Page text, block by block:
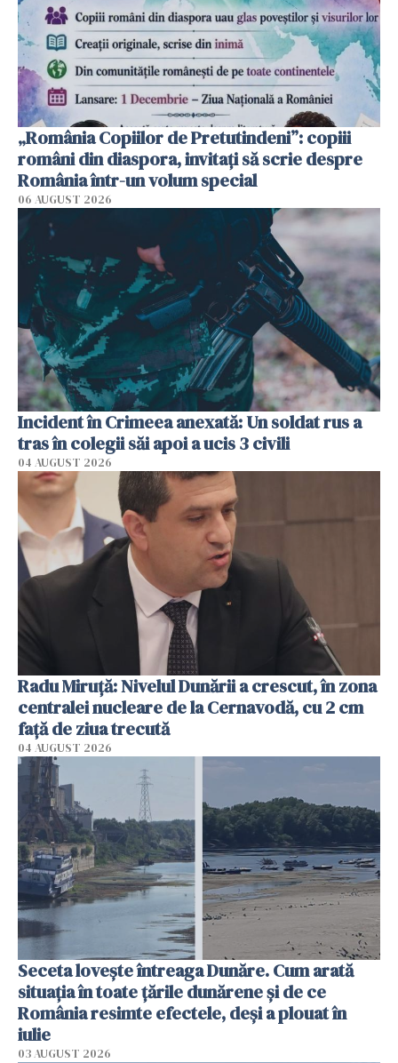
„România Copiilor de Pretutindeni”: copiii
români din diaspora, invitați să scrie despre
România într-un volum special
06 AUGUST 2026
Incident în Crimeea anexată: Un soldat rus a
tras în colegii săi apoi a ucis 3 civili
04 AUGUST 2026
Radu Miruţă: Nivelul Dunării a crescut, în zona
centralei nucleare de la Cernavodă, cu 2 cm
faţă de ziua trecută
04 AUGUST 2026
Seceta lovește întreaga Dunăre. Cum arată
situația în toate țările dunărene și de ce
România resimte efectele, deși a plouat în
iulie
03 AUGUST 2026